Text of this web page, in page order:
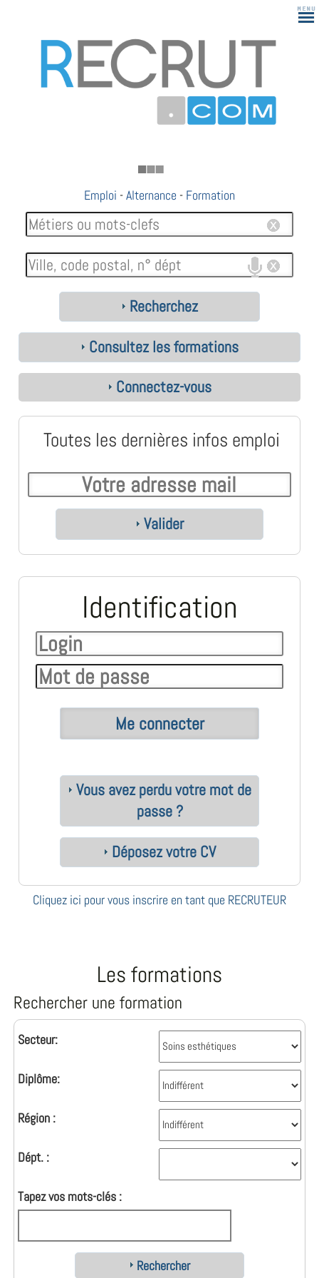
183
Emploi -Alternance - Formation
Recherchez
Consultez les formations
Connectez-vous
Toutes les dernières infos emploi
Valider
Identification
Vous avez perdu votre mot de
passe ?
Déposez votre CV
Cliquez ici pour vous inscrire en tant que RECRUTEUR
Les formations
Rechercher une formation
Secteur:
Diplôme:
Région :
Dépt. :
Tapez vos mots-clés :
Rechercher